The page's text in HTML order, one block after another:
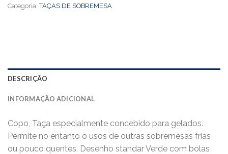
Categoria:TAÇAS DE SOBREMESA
DESCRIÇÃO
INFORMAÇÃO ADICIONAL
Copo, Taça especialmente concebido para gelados.
Permite no entanto o usos de outras sobremesas frias
ou pouco quentes. Desenho standar Verde com bolas